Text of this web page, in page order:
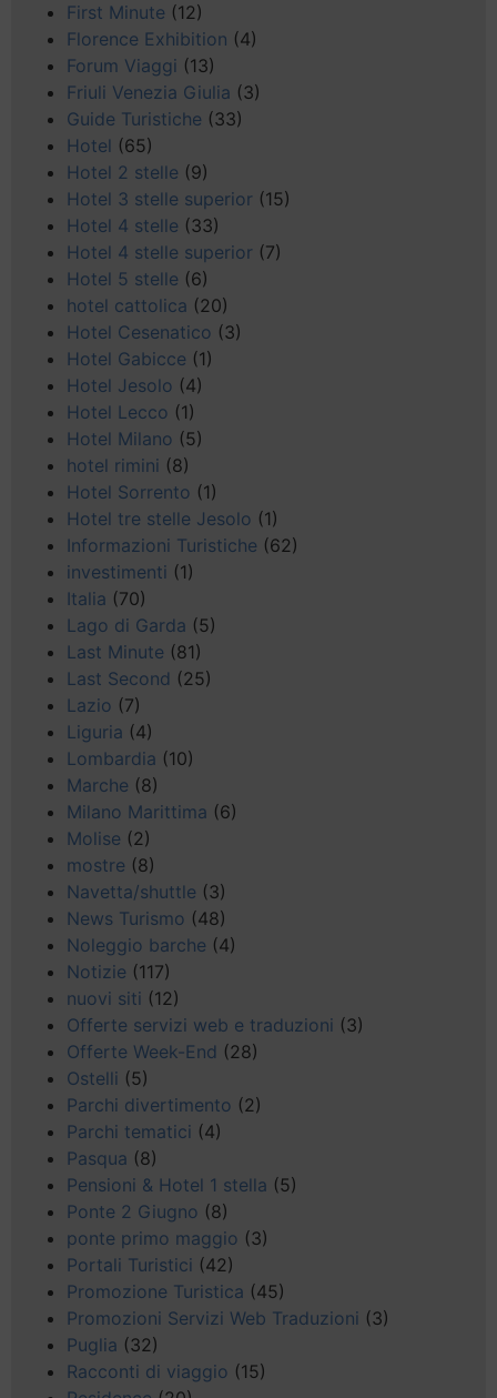
First Minute (12)
Florence Exhibition (4)
Forum Viaggi (13)
Friuli Venezia Giulia (3)
Guide Turistiche (33)
Hotel (65)
Hotel 2 stelle (9)
Hotel 3 stelle superior (15)
Hotel 4 stelle (33)
Hotel 4 stelle superior (7)
Hotel 5 stelle (6)
hotel cattolica (20)
Hotel Cesenatico (3)
Hotel Gabicce (1)
Hotel Jesolo (4)
Hotel Lecco (1)
Hotel Milano (5)
hotel rimini (8)
Hotel Sorrento (1)
Hotel tre stelle Jesolo (1)
Informazioni Turistiche (62)
investimenti (1)
Italia (70)
Lago di Garda (5)
Last Minute (81)
Last Second (25)
Lazio (7)
Liguria (4)
Lombardia (10)
Marche (8)
Milano Marittima (6)
Molise (2)
mostre (8)
Navetta/shuttle (3)
News Turismo (48)
Noleggio barche (4)
Notizie (117)
nuovi siti (12)
Offerte servizi web e traduzioni (3)
Offerte Week-End (28)
Ostelli (5)
Parchi divertimento (2)
Parchi tematici (4)
Pasqua (8)
Pensioni & Hotel 1 stella (5)
Ponte 2 Giugno (8)
ponte primo maggio (3)
Portali Turistici (42)
Promozione Turistica (45)
Promozioni Servizi Web Traduzioni (3)
Puglia (32)
Racconti di viaggio (15)